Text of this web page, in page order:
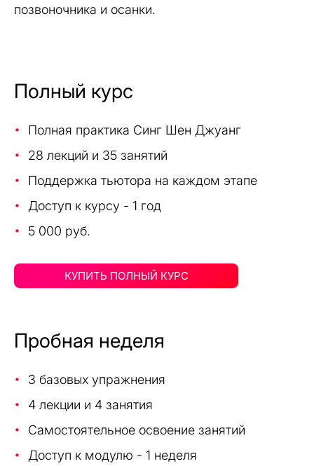
позвоночника и осанки.
Полный курс
Полная практика Синг Шен Джуанг
28 лекций и 35 занятий
Поддержка тьютора на каждом этапе
Доступ к курсу - 1 год
5 000 руб.
Пробная неделя
3 базовых упражнения
4 лекции и 4 занятия
Самостоятельное освоение занятий
Доступ к модулю - 1 неделя